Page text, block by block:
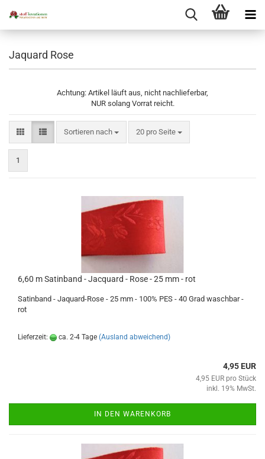
Jaquard Rose
Achtung: Artikel läuft aus, nicht nachlieferbar,
NUR solang Vorrat reicht.
Sortieren nach
Sortieren nach 20 pro Seite
pro Seite
1
6,60 m Satinband - Jacquard - Rose - 25 mm - rot
Satinband - Jaquard-Rose - 25 mm - 100% PES - 40 Grad waschbar -
rot
Lieferzeit: ca. 2-4 Tage (Ausland abweichend)
4,95 EUR
4,95 EUR pro Stück
inkl. 19% MwSt.
IN DEN WARENKORB